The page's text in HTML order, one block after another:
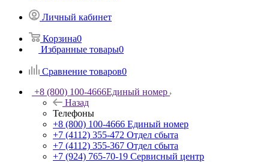
Личный кабинет
Корзина0
Избранные товары0
Сравнение товаров0
+8 (800) 100-4666Единый номер
Назад
Телефоны
+8 (800) 100-4666 Единый номер
+7 (4112) 355-472 Отдел сбыта
+7 (4112) 355-367 Отдел сбыта
+7 (924) 765-70-19 Сервисный центр